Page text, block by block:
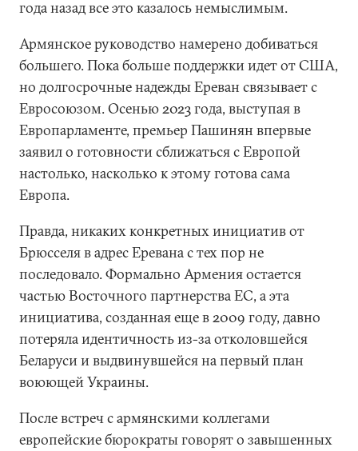
года назад все это казалось немыслимым.
Армянское руководство намерено добиваться
большего. Пока больше поддержки идет от США,
но долгосрочные надежды Ереван связывает с
Евросоюзом. Осенью 2023 года, выступая в
Европарламенте, премьер Пашинян впервые
заявил о готовности сближаться с Европой
настолько, насколько к этому готова сама
Европа.
Правда, никаких конкретных инициатив от
Брюсселя в адрес Еревана с тех пор не
последовало. Формально Армения остается
частью Восточного партнерства ЕС, а эта
инициатива, созданная еще в 2009 году, давно
потеряла идентичность из-за отколовшейся
Беларуси и выдвинувшейся на первый план
воюющей Украины.
После встреч с армянскими коллегами
европейские бюрократы говорят о завышенных